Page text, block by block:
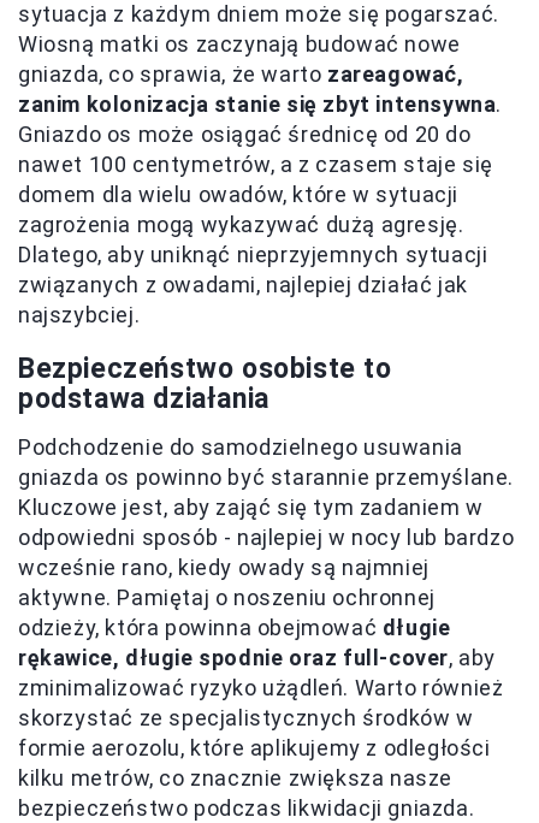
sytuacja z każdym dniem może się pogarszać.
Wiosną matki os zaczynają budować nowe
gniazda, co sprawia, że warto zareagować,
zanim kolonizacja stanie się zbyt intensywna.
Gniazdo os może osiągać średnicę od 20 do
nawet 100 centymetrów, a z czasem staje się
domem dla wielu owadów, które w sytuacji
zagrożenia mogą wykazywać dużą agresję.
Dlatego, aby uniknąć nieprzyjemnych sytuacji
związanych z owadami, najlepiej działać jak
najszybciej.
Bezpieczeństwo osobiste to
podstawa działania
Podchodzenie do samodzielnego usuwania
gniazda os powinno być starannie przemyślane.
Kluczowe jest, aby zająć się tym zadaniem w
odpowiedni sposób - najlepiej w nocy lub bardzo
wcześnie rano, kiedy owady są najmniej
aktywne. Pamiętaj o noszeniu ochronnej
odzieży, która powinna obejmować długie
rękawice, długie spodnie oraz full-cover, aby
zminimalizować ryzyko użądleń. Warto również
skorzystać ze specjalistycznych środków w
formie aerozolu, które aplikujemy z odległości
kilku metrów, co znacznie zwiększa nasze
bezpieczeństwo podczas likwidacji gniazda.